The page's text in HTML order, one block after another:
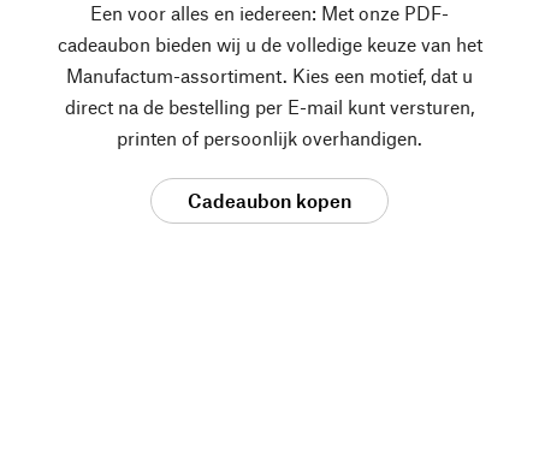
Een voor alles en iedereen: Met onze PDF-
cadeaubon bieden wij u de volledige keuze van het
Manufactum-assortiment. Kies een motief, dat u
direct na de bestelling per E-mail kunt versturen,
printen of persoonlijk overhandigen.
Cadeaubon kopen